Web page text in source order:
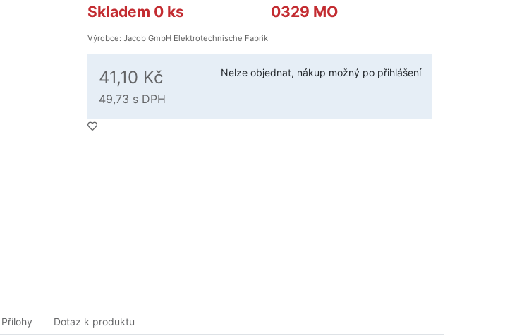
Skladem 0 ks 0329 MO
Výrobce: Jacob GmbH Elektrotechnische Fabrik
41,10 Kč
49,73 s DPH
Nelze objednat, nákup možný po přihlášení
Přílohy Dotaz k produktu